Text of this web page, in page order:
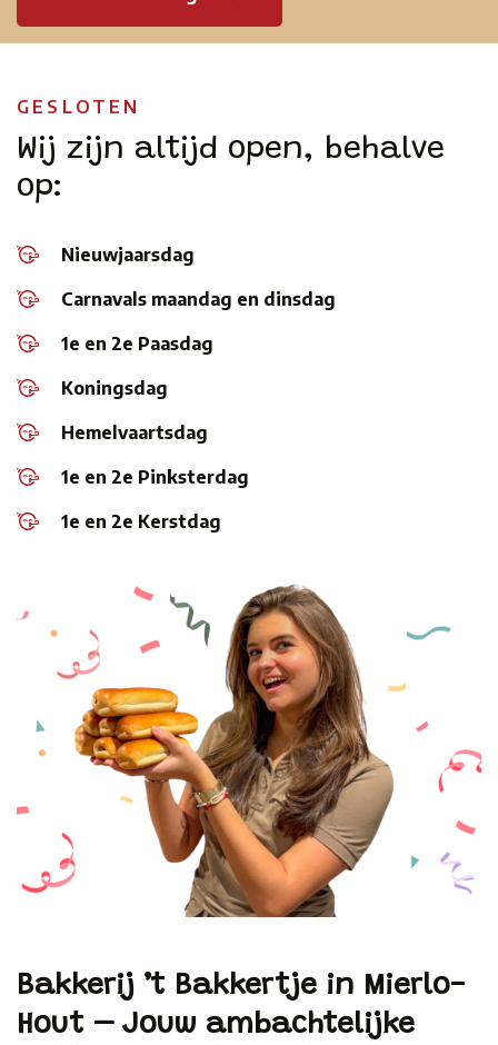
GESLOTEN
Wij zijn altijd open, behalve
op:
Nieuwjaarsdag
Carnavals maandag en dinsdag
1e en 2e Paasdag
Koningsdag
Hemelvaartsdag
1e en 2e Pinksterdag
1e en 2e Kerstdag
Bakkerij ’t Bakkertje in Mierlo-
Hout – Jouw ambachtelijke